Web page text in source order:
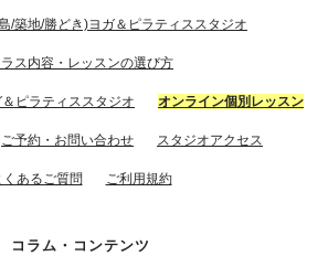
築地/勝どき)ヨガ＆ピラティススタジオ
ス内容・レッスンの選び方
ピラティススタジオ オンライン個別レッスン
ご予約・お問い合わせ スタジオアクセス
くあるご質問 ご利用規約
コラム・コンテンツ